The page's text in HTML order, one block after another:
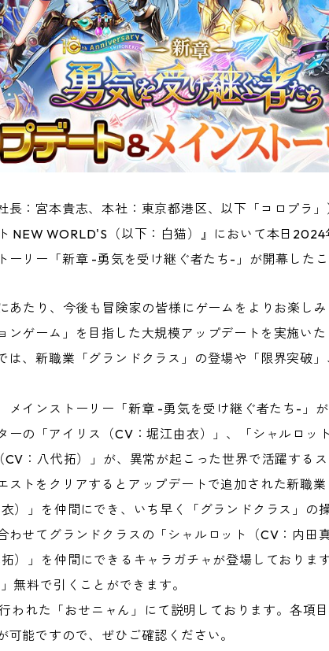
長：宮本貴志、本社：東京都港区、以下「コロプラ
NEW WORLD'S（以下：白猫）』において本日
ーリー「新章 -勇気を受け継ぐ者たち-」が開幕した
あたり、今後も冒険家の皆様にゲームをよりお楽し
ンゲーム」を目指した大規模アップデートを実施いた
は、新職業「グランドクラス」の登場や「限界突破
メインストーリー「新章 -勇気を受け継ぐ者たち-」が
ーの「アイリス（CV：堀江由衣）」、「シャルロッ
：八代拓）」が、異常が起こった世界で活躍する
トをクリアするとアップデートで追加された新職業
）」を仲間にでき、いち早く「グランドクラス」の
わせてグランドクラスの「シャルロット（CV：内田
）」を仲間にできるキャラガチャが登場しておりま
無料で引くことができます。
われた「おせニャん」にて説明しております。各項
可能ですので、ぜひご確認ください。